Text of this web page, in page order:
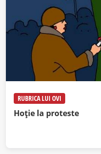
RUBRICA LUI OVI
Hoţie la proteste